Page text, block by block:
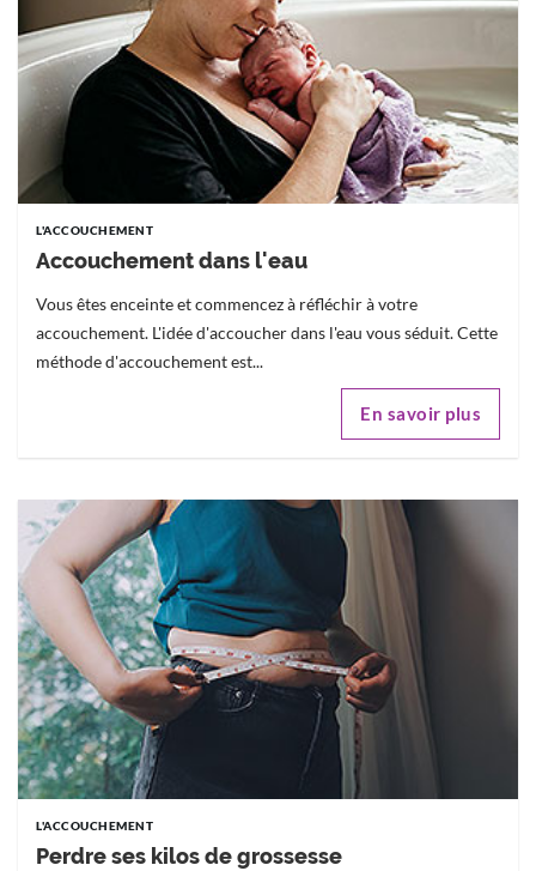
L'ACCOUCHEMENT
Accouchement dans l'eau
Vous êtes enceinte et commencez à réfléchir à votre
accouchement. L'idée d'accoucher dans l'eau vous séduit. Cette
méthode d'accouchement est...
En savoir plus
L'ACCOUCHEMENT
Perdre ses kilos de grossesse